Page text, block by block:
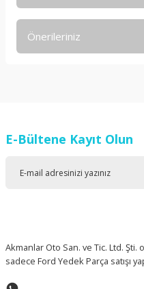
Önerileriniz
Ürün resmi kalitesiz, bozuk
E-Bültene Kayıt Olun
Akmanlar Oto San. ve Tic. Ltd.
sadece Ford Yedek Parça satışı